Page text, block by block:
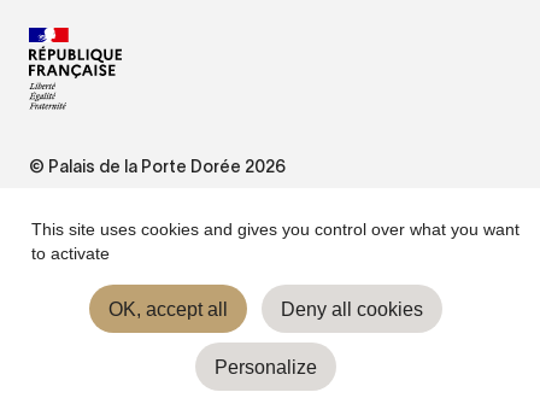
© Palais de la Porte Dorée 2026
Website Terms of Use
This site uses cookies and gives you control over what you want
to activate
OK, accept all Deny all cookies
Personalize